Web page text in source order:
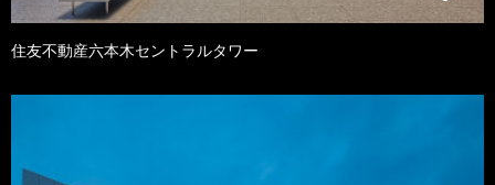
住友不動産六本木セントラルタワー